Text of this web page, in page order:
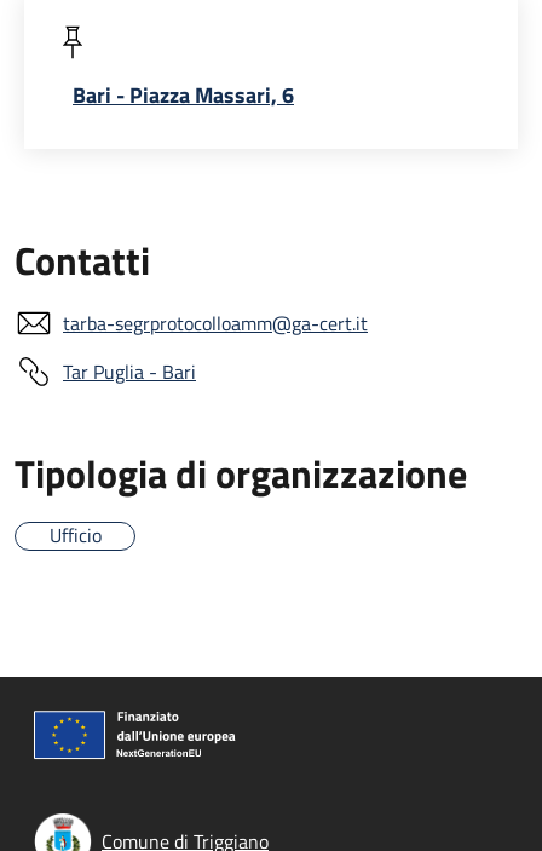
Bari - Piazza Massari, 6
Contatti
tarba-segrprotocolloamm@ga-cert.it
Tar Puglia - Bari
Tipologia di organizzazione
Ufficio
Comune di Triggiano